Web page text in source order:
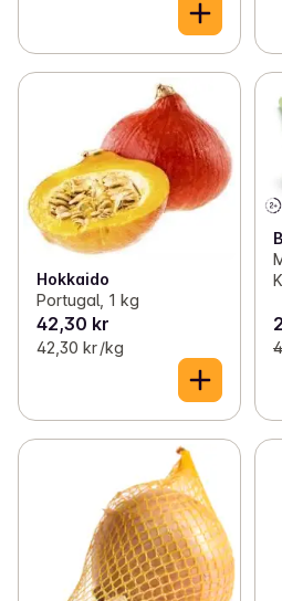
Hokkaido
Portugal, 1 kg
42,30 kr
42,30 kr /kg